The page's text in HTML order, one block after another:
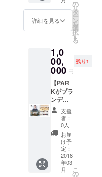
す）。
※印刷費
は別途
必要と
なりま
相談さ
せてく
ださ
い。 ※
修正は3
回まで
としま
す。 ※
撮影・
イラス
トレー
ショ
ン・ラ
イティ
ングが
必要な
しこ、
トマ
ト、ろ
くろ舎
ティン
ポッ
ト、
sur、越
前打刃
物包丁
セッ
ト、
aTawオ
リジナ
ルペア
グラ
ス、ヤ
マト工
芸の木
工製品
などか
制作内
容：
トップ
ペー
ジ、下
ジ
×6（パ
ソコ
ン・ス
マホ対
応） 無
料オプ
ション
→お問
い合わ
せ
フォー
ム、
JavaSc
ript実
装、写
プル２
案製
作、デ
ザイン
ディレ
ン。 製
品化さ
れた時
はイン
セン
ティブ
3-5％程
度が発
生しま
す。 森
敏朗 奈
良県生
まれ。
2007年
より多
摩美術
詳細を見る
の
リ
タ
ー
ン
を
選
択
す
る
1,0
00,
000 円
残り1
【PAR
Kがブラ
ンディ
ングの
お手伝
い】数
量１
PARK
のメン
バー総
掛かり
であな
支援
者：
0人
お届
け予
定：
2018
年03
月
こ
の